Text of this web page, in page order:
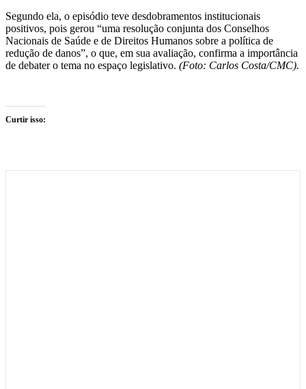
Segundo ela, o episódio teve desdobramentos institucionais
positivos, pois gerou “uma resolução conjunta dos Conselhos
Nacionais de Saúde e de Direitos Humanos sobre a política de
redução de danos”, o que, em sua avaliação, confirma a importância
de debater o tema no espaço legislativo. (Foto: Carlos Costa/CMC).
Curtir isso: